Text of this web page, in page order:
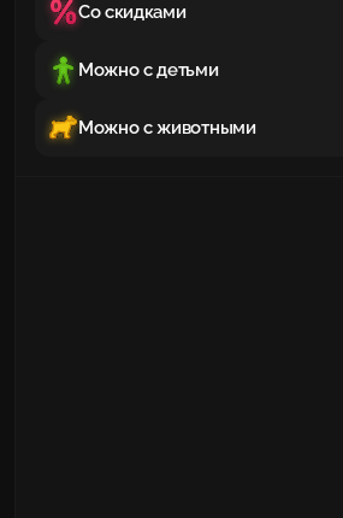
Со скидками
Можно с детьми
Можно с животными